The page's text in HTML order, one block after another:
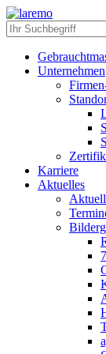
Unternehmen
Karriere
Aktuelles